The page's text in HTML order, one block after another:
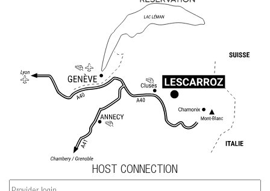
HOST CONNECTION